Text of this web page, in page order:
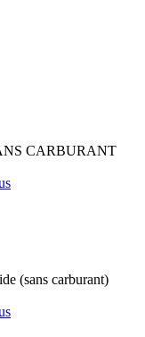
CARBURANT
(sans carburant)